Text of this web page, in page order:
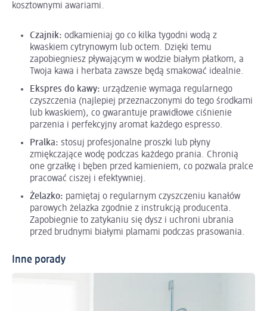
kosztownymi awariami.
Czajnik: odkamieniaj go co kilka tygodni wodą z
kwaskiem cytrynowym lub octem. Dzięki temu
zapobiegniesz pływającym w wodzie białym płatkom, a
Twoja kawa i herbata zawsze będą smakować idealnie.
Ekspres do kawy: urządzenie wymaga regularnego
czyszczenia (najlepiej przeznaczonymi do tego środkami
lub kwaskiem), co gwarantuje prawidłowe ciśnienie
parzenia i perfekcyjny aromat każdego espresso.
Pralka: stosuj profesjonalne proszki lub płyny
zmiękczające wodę podczas każdego prania. Chronią
one grzałkę i bęben przed kamieniem, co pozwala pralce
pracować ciszej i efektywniej.
Żelazko: pamiętaj o regularnym czyszczeniu kanałów
parowych żelazka zgodnie z instrukcją producenta.
Zapobiegnie to zatykaniu się dysz i uchroni ubrania
przed brudnymi białymi plamami podczas prasowania.
Inne porady